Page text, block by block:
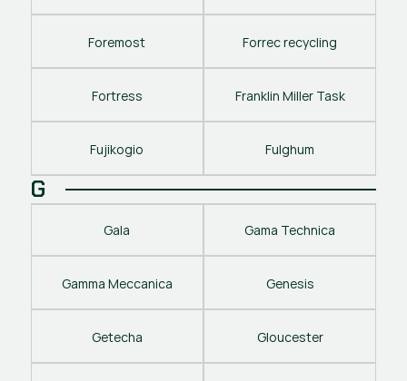
Foremost Forrec recycling
Fortress Franklin Miller Task
Fujikogio Fulghum
G
Gala Gama Technica
Gamma Meccanica Genesis
Getecha Gloucester